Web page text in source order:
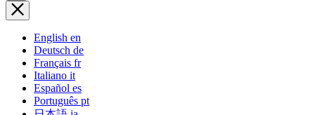
English en
Deutsch de
Français fr
Italiano it
Español es
Português pt